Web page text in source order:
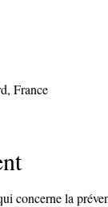
France
concerne la